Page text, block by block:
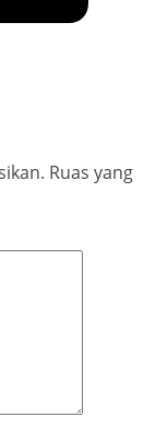
Ruas yang